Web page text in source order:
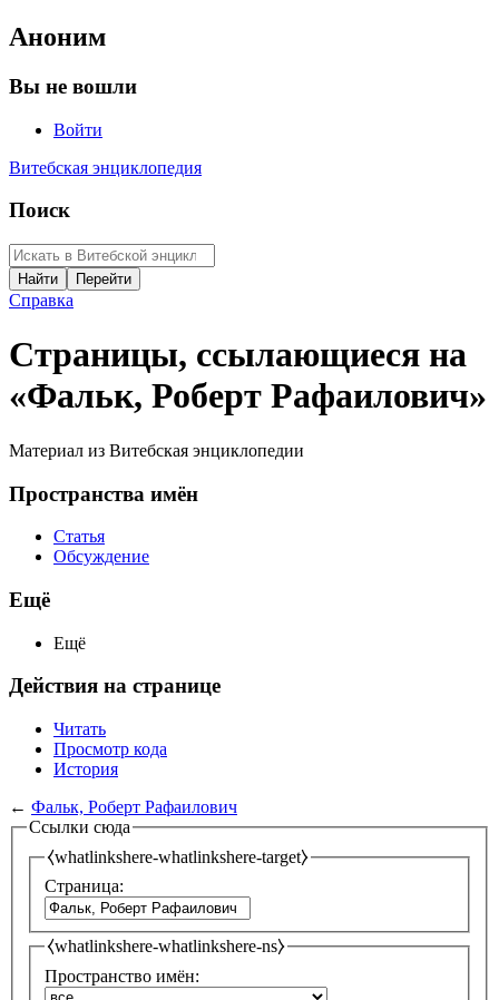
Аноним
Вы не вошли
Войти
Витебская энциклопедия
Поиск
Справка
Страницы, ссылающиеся на
«Фальк, Роберт Рафаилович»
Материал из Витебская энциклопедии
Пространства имён
Статья
Обсуждение
Ещё
Ещё
Действия на странице
Читать
Просмотр кода
История
← Фальк, Роберт Рафаилович
Ссылки сюда
⧼whatlinkshere-whatlinkshere-target⧽
Страница:
⧼whatlinkshere-whatlinkshere-ns⧽
Пространство имён: